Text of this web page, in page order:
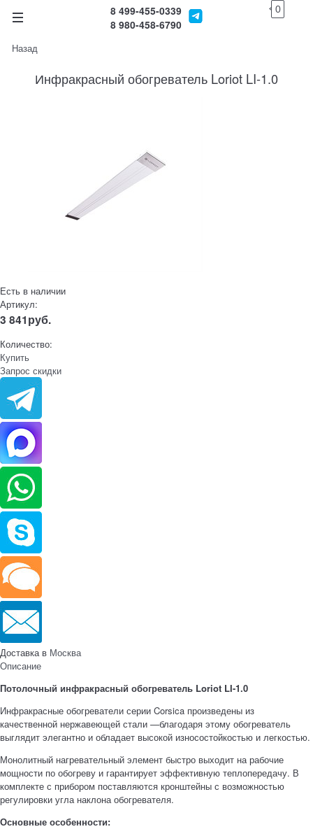
8 499-455-0339
8 980-458-6790
0
Назад
Инфракрасный обогреватель Loriot LI-1.0
Есть в наличии
Артикул:
3 841руб.
Количество:
Купить
Запрос скидки
Доставка в Москва
Описание
Потолочный инфракрасный обогреватель Loriot LI-1.0
Инфракрасные обогреватели серии Corsica произведены из
качественной нержавеющей стали —благодаря этому обогреватель
выглядит элегантно и обладает высокой износостойкостью и легкостью.
Монолитный нагревательный элемент быстро выходит на рабочие
мощности по обогреву и гарантирует эффективную теплопередачу. В
комплекте с прибором поставляются кронштейны с возможностью
регулировки угла наклона обогревателя.
Основные особенности: